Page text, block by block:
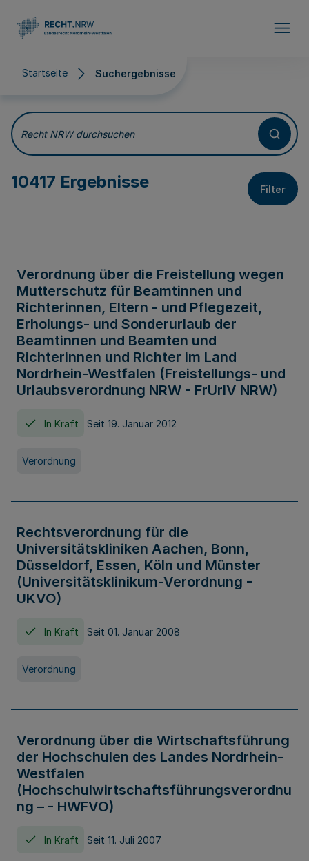
Startseite Suchergebnisse
Suchergebnisse
Recht NRW durchsuchen
10417 Ergebnisse Filter
Verordnung über die Freistellung wegen
Mutterschutz für Beamtinnen und
Richterinnen, Eltern - und Pflegezeit,
Erholungs- und Sonderurlaub der
Beamtinnen und Beamten und
Richterinnen und Richter im Land
Nordrhein-Westfalen (Freistellungs- und
Urlaubsverordnung NRW - FrUrlV NRW)
In Kraft Seit 19. Januar 2012
Verordnung
Rechtsverordnung für die
Universitätskliniken Aachen, Bonn,
Düsseldorf, Essen, Köln und Münster
(Universitätsklinikum-Verordnung -
UKVO)
In Kraft Seit 01. Januar 2008
Verordnung
Verordnung über die Wirtschaftsführung
der Hochschulen des Landes Nordrhein-
Westfalen
(Hochschulwirtschaftsführungsverordnu
ng – - HWFVO)
In Kraft Seit 11. Juli 2007